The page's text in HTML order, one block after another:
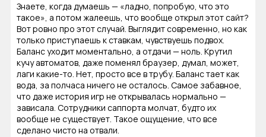
Знаете, когда думаешь — «ладно, попробую, что это
такое», а потом жалеешь, что вообще открыл этот сайт?
Вот ровно про этот случай. Выглядит современно, но как
только приступаешь к ставкам, чувствуешь подвох.
Баланс уходит моментально, а отдачи — ноль. Крутил
кучу автоматов, даже поменял браузер, думал, может,
лаги какие-то. Нет, просто все в трубу. Баланс тает как
вода, за полчаса ничего не осталось. Самое забавное,
что даже история игр не открывалась нормально —
зависала. Сотрудники саппорта молчат, будто их
вообще не существует. Такое ощущение, что все
сделано чисто на отвали.